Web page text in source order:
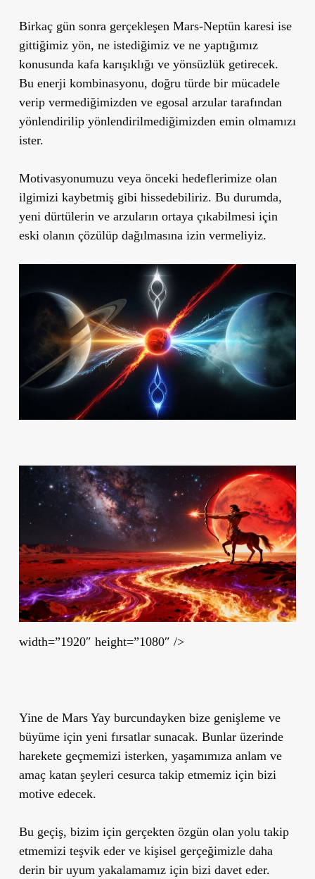
Birkaç gün sonra gerçekleşen Mars-Neptün karesi ise
gittiğimiz yön, ne istediğimiz ve ne yaptığımız
konusunda kafa karışıklığı ve yönsüzlük getirecek.
Bu enerji kombinasyonu, doğru türde bir mücadele
verip vermediğimizden ve egosal arzular tarafından
yönlendirilip yönlendirilmediğimizden emin olmamızı
ister.
Motivasyonumuzu veya önceki hedeflerimize olan
ilgimizi kaybetmiş gibi hissedebiliriz. Bu durumda,
yeni dürtülerin ve arzuların ortaya çıkabilmesi için
eski olanın çözülüp dağılmasına izin vermeliyiz.
width=”1920″ height=”1080″ />
Yine de Mars Yay burcundayken bize genişleme ve
büyüme için yeni fırsatlar sunacak. Bunlar üzerinde
harekete geçmemizi isterken, yaşamımıza anlam ve
amaç katan şeyleri cesurca takip etmemiz için bizi
motive edecek.
Bu geçiş, bizim için gerçekten özgün olan yolu takip
etmemizi teşvik eder ve kişisel gerçeğimizle daha
derin bir uyum yakalamamız için bizi davet eder.